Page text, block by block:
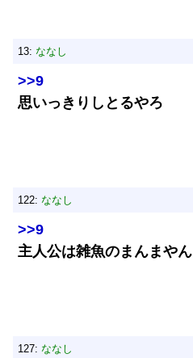
13: ななし
>>9
思いっきりしとるやろ
122: ななし
>>9
主人公は雑魚のまんまやん
127: ななし